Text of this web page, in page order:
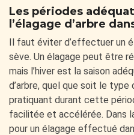
Les périodes
l’élagage d’arbre
Il faut éviter d’effectuer un
sève. Un élagage peut être
mais l’hiver est la saison
d’arbre, quel que soit le
pratiquant durant cette
facilitée et accélérée. Dans
pour un élagage effectué